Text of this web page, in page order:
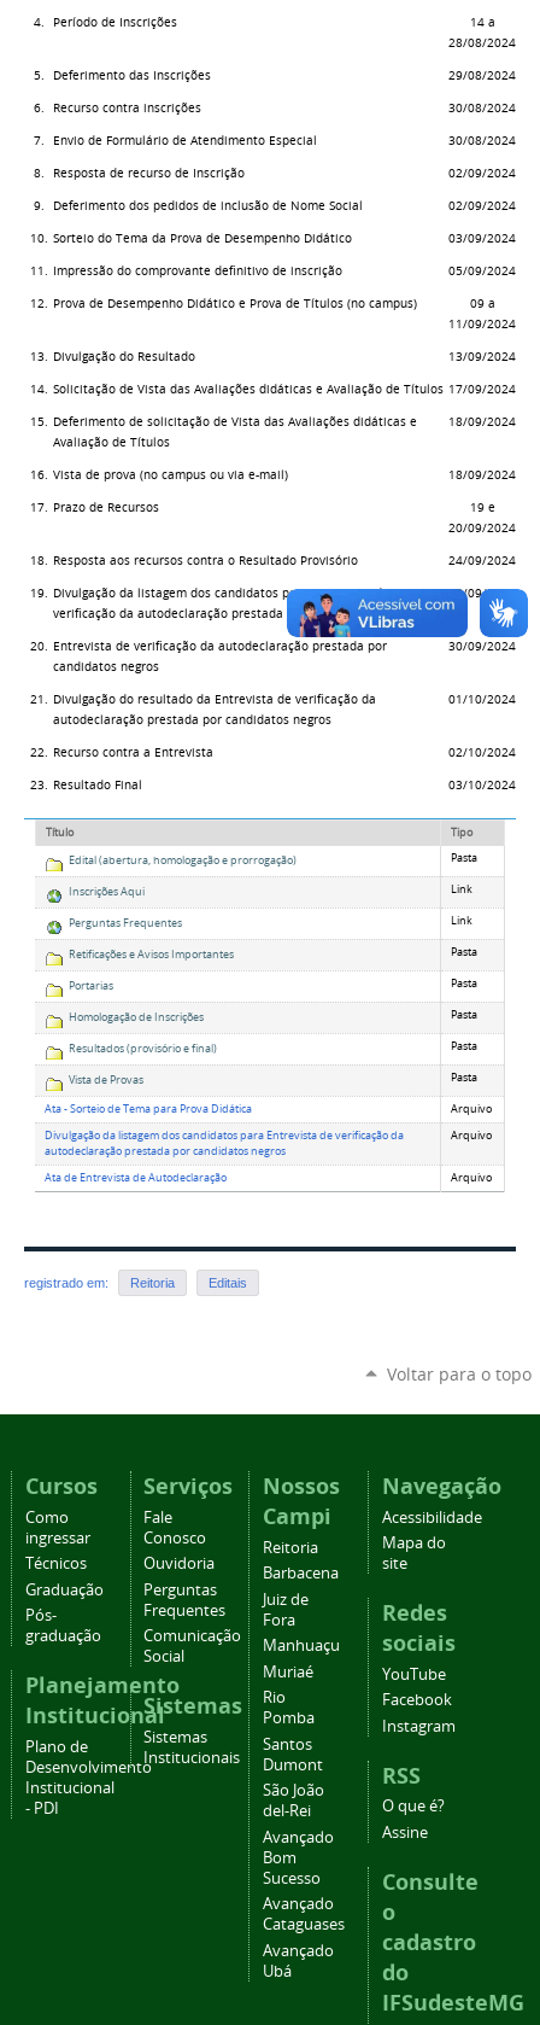
4. Período de Inscrições
14 a
28/08/2024
5. Deferimento das Inscrições 29/08/2024
6. Recurso contra inscrições 30/08/2024
7. Envio de Formulário de Atendimento Especial 30/08/2024
8. Resposta de recurso de Inscrição 02/09/2024
9. Deferimento dos pedidos de inclusão de Nome Social 02/09/2024
10. Sorteio do Tema da Prova de Desempenho Didático 03/09/2024
11. Impressão do comprovante definitivo de inscrição 05/09/2024
12. Prova de Desempenho Didático e Prova de Títulos (no campus)
09 a
11/09/2024
13. Divulgação do Resultado 13/09/2024
14. Solicitação de Vista das Avaliações didáticas e Avaliação de Títulos 17/09/2024
15. Deferimento de solicitação de Vista das Avaliações didáticas e
Avaliação de Títulos
18/09/2024
16. Vista de prova (no campus ou via e-mail) 18/09/2024
17. Prazo de Recursos
19 e
20/09/2024
18. Resposta aos recursos contra o Resultado Provisório 24/09/2024
19. Divulgação da listagem dos candidatos para Entrevista de
verificação da autodeclaração prestada por candidatos negros
26/09/2024
20. Entrevista de verificação da autodeclaração prestada por
candidatos negros
30/09/2024
21. Divulgação do resultado da Entrevista de verificação da
autodeclaração prestada por candidatos negros
01/10/2024
22. Recurso contra a Entrevista 02/10/2024
23. Resultado Final 03/10/2024
Título
Tipo
Edital (abertura, homologação e prorrogação)
Pasta
Inscrições Aqui Link
Perguntas Frequentes Link
Retificações e Avisos Importantes Pasta
Portarias Pasta
Homologação de Inscrições Pasta
Resultados (provisório e final) Pasta
Vista de Provas Pasta
Ata - Sorteio de Tema para Prova Didática
Arquivo
Divulgação da listagem dos candidatos para Entrevista de verificação da
autodeclaração prestada por candidatos negros
Arquivo
Ata de Entrevista de Autodeclaração Arquivo
registrado em: Reitoria Editais
Voltar para o topo
Cursos
Como
ingressar
Técnicos
Graduação
Pós-
graduação
Planejamento
Institucional
Plano de
Desenvolvimento
Institucional
- PDI
Serviços
Fale
Conosco
Ouvidoria
Perguntas
Frequentes
Comunicação
Social
Sistemas
Sistemas
Institucionais
Nossos
Campi
Reitoria
Barbacena
Juiz de
Fora
Manhuaçu
Muriaé
Rio
Pomba
Santos
Dumont
São João
del-Rei
Avançado
Bom
Sucesso
Avançado
Cataguases
Avançado
Ubá
Navegação
Acessibilidade
Mapa do
site
Redes
sociais
YouTube
Facebook
Instagram
RSS
O que é?
Assine
Consulte
o
cadastro
do
IFSudesteMG